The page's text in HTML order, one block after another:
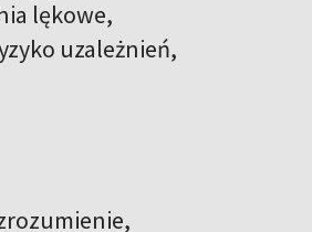
lękowe,
uzależnień,